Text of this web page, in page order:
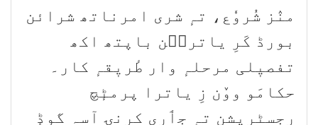
منٛز شُروٗع، تہٕ شری امرناتھ شرائن
بورڈ کَرِ یاترٮ۪ن باپتھ اکھ
تفصیٖلی مرحلہٕ وار طٔریٖقہٕ کار۔
حکامَو ووٚن زِ یاترا پرمٹٕچ
رجسٹریشن تہٕ جٲری کرٕنۍ آسہِ گوڈٕ